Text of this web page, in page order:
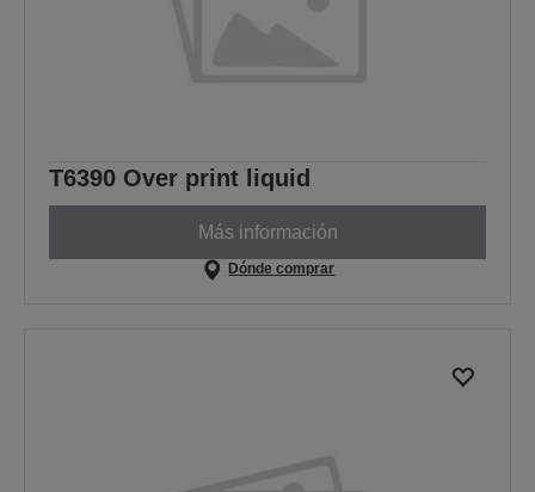
T6390 Over print liquid
Más información
Dónde comprar